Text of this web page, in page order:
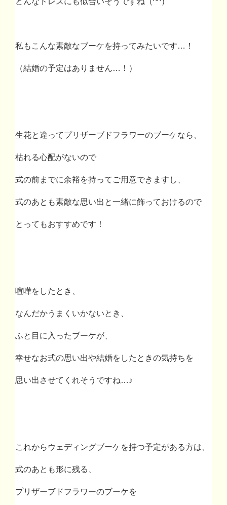
私もこんな素敵なブーケを持ってみたいです… ！
（結婚の予定はありません… ！）
生花と違ってプリザーブドフラワーのブーケなら、
枯れる心配がないので
式の前までに余裕を持ってご用意できますし、
式のあとも素敵な思い出と一緒に飾っておけるので
とってもおすすめです！
喧嘩をしたとき、
なんだかうまくいかないとき、
ふと目に入ったブーケが、
幸せなお式の思い出や結婚をしたときの気持ちを
思い出させてくれそうですね…♪
これからウェディングブーケを持つ予定がある方は、
式のあとも形に残る、
プリザーブドフラワーのブーケを